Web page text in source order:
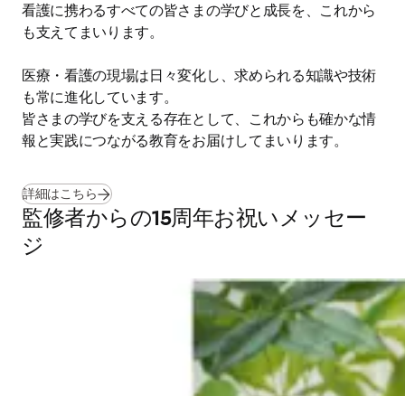
看護に携わるすべての皆さまの学びと成長を、これから
も支えてまいります。
医療・看護の現場は日々変化し、求められる知識や技術
も常に進化しています。
皆さまの学びを支える存在として、これからも確かな情
報と実践につながる教育をお届けしてまいります。
詳細はこちら
監修者からの15周年お祝いメッセー
ジ